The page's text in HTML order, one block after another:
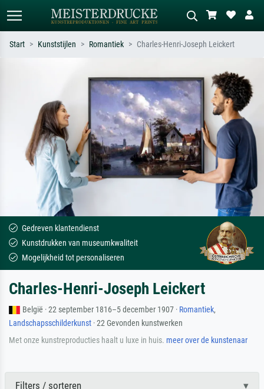
Zoek op kunstenaar, titel of stijl – bijv.
Monet, Sterrennacht, impressionisme,
Hokusai-golf, naakt.
Beschrijf de scène – bijv. groene
weide, abstract met veel rood, donker
olieverfschilderij, staand naakt naast
een boom.
Start Kunststijlen Romantiek Charles-Henri-Joseph Leickert
Gedreven klantendienst
Kunstdrukken van museumkwaliteit
Mogelijkheid tot personaliseren
Charles-Henri-Joseph Leickert
België · 22 september 1816–5 december 1907 · Romantiek,
Landschapsschilderkunst · 22 Gevonden kunstwerken
Met onze kunstreproducties haalt u luxe in huis. meer over de kunstenaar
Filters / sorteren